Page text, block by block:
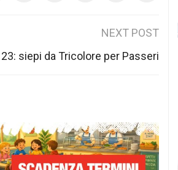
NEXT POST
siepi da Tricolore per Passeri